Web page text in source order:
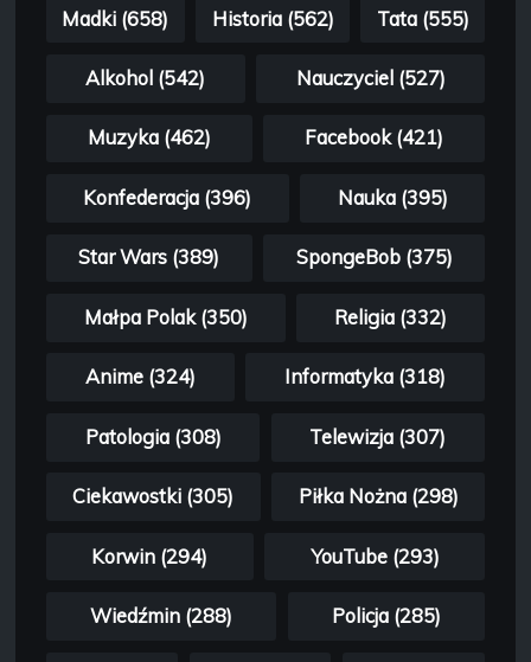
Madki (658) Historia (562) Tata (555)
Alkohol (542) Nauczyciel (527)
Muzyka (462) Facebook (421)
Konfederacja (396) Nauka (395)
Star Wars (389) SpongeBob (375)
Małpa Polak (350) Religia (332)
Anime (324) Informatyka (318)
Patologia (308) Telewizja (307)
Ciekawostki (305) Piłka Nożna (298)
Korwin (294) YouTube (293)
Wiedźmin (288) Policja (285)